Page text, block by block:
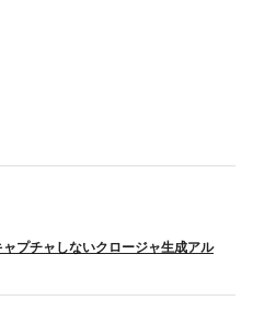
プチャしないクロージャ生成アル